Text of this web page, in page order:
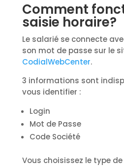
Comment
saisie horaire?
Le salarié se connecte
son mot de passe sur le
CodialWebCenter.
3 informations sont
vous identifier :
Login
Mot de Passe
Code Société
Vous choisissez le type